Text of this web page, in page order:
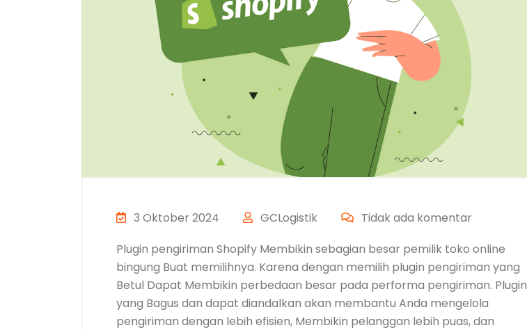
3 Oktober 2024 GCLogistik
Tidak ada komentar
Plugin pengiriman Shopify Membikin sebagian besar pemilik toko online
bingung Buat memilihnya. Karena dengan memilih plugin pengiriman yang
Betul Dapat Membikin perbedaan besar pada performa pengiriman. Plugin
yang Bagus dan dapat diandalkan akan membantu Anda mengelola
pengiriman dengan lebih efisien, Membikin pelanggan lebih puas, dan